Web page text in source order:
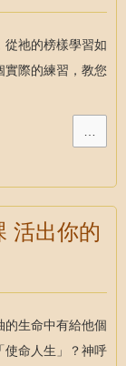
從祂的榜樣學習如
實際的練習，教您
…
活出你的
的生命中有給他個
使命人生」？神呼